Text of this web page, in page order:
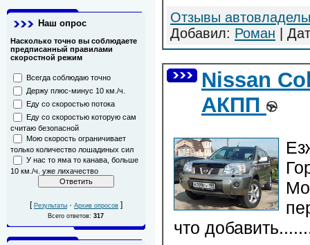
Наш опрос
Насколько точно вы соблюдаете
предписанный правилами
скоростной режим
Всегда соблюдаю точно
Держу плюс-минус 10 км./ч.
Еду со скоростью потока
Еду со скоростью которую сам
считаю безопасной
Мою скорость ограничивает
только количество лошадиных сил
У нас то яма то канава, больше
10 км./ч. уже лихачество
[ Результаты · Архив опросов ]
Всего ответов:317
Отзывы
Добавил: Роман |
Nissan
АКПП
что